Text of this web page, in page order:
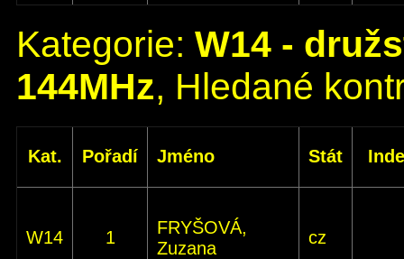
Kategorie: W14 -
144MHz, Hledané
Kat. Pořadí Jméno Stát
W14 1
FRYŠOVÁ,
Zuzana
cz